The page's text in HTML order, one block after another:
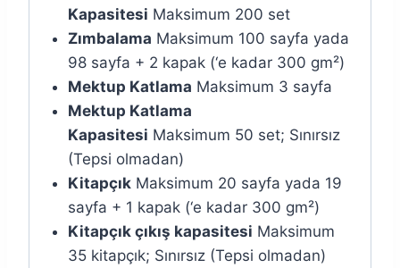
Kapasitesi Maksimum 200 set
Zımbalama Maksimum 100 sayfa yada
98 sayfa + 2 kapak (‘e kadar 300 gm²)
Mektup Katlama Maksimum 3 sayfa
Mektup Katlama
Kapasitesi Maksimum 50 set; Sınırsız
(Tepsi olmadan)
KitapçıkMaksimum 20 sayfa yada 19
sayfa + 1 kapak (‘e kadar 300 gm²)
Kitapçık çıkış kapasitesi Maksimum
35 kitapçık; Sınırsız (Tepsi olmadan)